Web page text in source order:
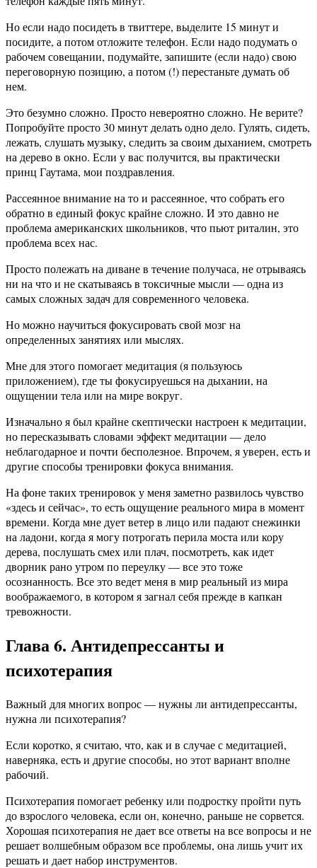
Но если надо посидеть в твиттере, выделите 15 минут и
посидите, а потом отложите телефон. Если надо подумать о
рабочем совещании, подумайте, запишите (если надо) свою
переговорную позицию, а потом (!) перестаньте думать об
нем.
Это безумно сложно. Просто невероятно сложно. Не верите?
Попробуйте просто 30 минут делать одно дело. Гулять, сидеть,
лежать, слушать музыку, следить за своим дыханием, смотреть
на дерево в окно. Если у вас получится, вы практически
принц Гаутама, мои поздравления.
Рассеянное внимание на то и рассеянное, что собрать его
обратно в единый фокус крайне сложно. И это давно не
проблема американских школьников, что пьют риталин, это
проблема всех нас.
Просто полежать на диване в течение получаса, не отрываясь
ни на что и не скатываясь в токсичные мысли — одна из
самых сложных задач для современного человека.
Но можно научиться фокусировать свой мозг на
определенных занятиях или мыслях.
Мне для этого помогает медитация (я пользуюсь
приложением), где ты фокусируешься на дыхании, на
ощущении тела или на мире вокруг.
Изначально я был крайне скептически настроен к медитации,
но пересказывать словами эффект медитации — дело
неблагодарное и почти бесполезное. Впрочем, я уверен, есть и
другие способы тренировки фокуса внимания.
На фоне таких тренировок у меня заметно развилось чувство
«здесь и сейчас», то есть ощущение реального мира в момент
времени. Когда мне дует ветер в лицо или падают снежинки
на ладони, когда я могу потрогать перила моста или кору
дерева, послушать смех или плач, посмотреть, как идет
дворник рано утром по переулку — все это тоже
осознанность. Все это ведет меня в мир реальный из мира
воображаемого, в котором я загнал себя прежде в капкан
тревожности.
Глава 6. Антидепрессанты и
психотерапия
Важный для многих вопрос — нужны ли антидепрессанты,
нужна ли психотерапия?
Если коротко, я считаю, что, как и в случае с медитацией,
наверняка, есть и другие способы, но этот вариант вполне
рабочий.
Психотерапия помогает ребенку или подростку пройти путь
до взрослого человека, если он, конечно, раньше не сорвется.
Хорошая психотерапия не дает все ответы на все вопросы и не
решает волшебным образом все проблемы, она лишь учит их
решать и дает набор инструментов.